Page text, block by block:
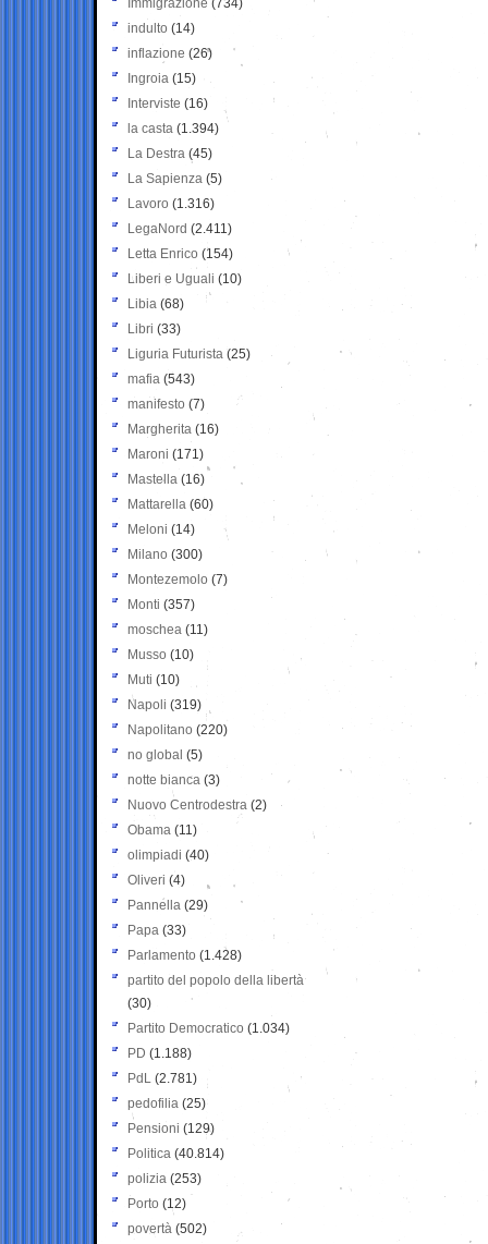
Immigrazione (734)
indulto (14)
inflazione (26)
Ingroia (15)
Interviste (16)
la casta (1.394)
La Destra (45)
La Sapienza (5)
Lavoro (1.316)
LegaNord (2.411)
Letta Enrico (154)
Liberi e Uguali (10)
Libia (68)
Libri (33)
Liguria Futurista (25)
mafia (543)
manifesto (7)
Margherita (16)
Maroni (171)
Mastella (16)
Mattarella (60)
Meloni (14)
Milano (300)
Montezemolo (7)
Monti (357)
moschea (11)
Musso (10)
Muti (10)
Napoli (319)
Napolitano (220)
no global (5)
notte bianca (3)
Nuovo Centrodestra (2)
Obama (11)
olimpiadi (40)
Oliveri (4)
Pannella (29)
Papa (33)
Parlamento (1.428)
partito del popolo della libertà
(30)
Partito Democratico (1.034)
PD (1.188)
PdL (2.781)
pedofilia (25)
Pensioni (129)
Politica (40.814)
polizia (253)
Porto (12)
povertà (502)